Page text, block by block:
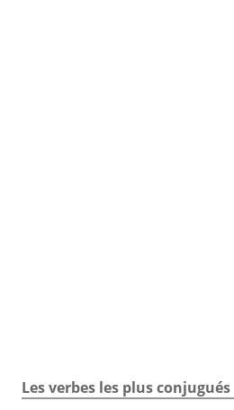
Les verbes les plus conjugués